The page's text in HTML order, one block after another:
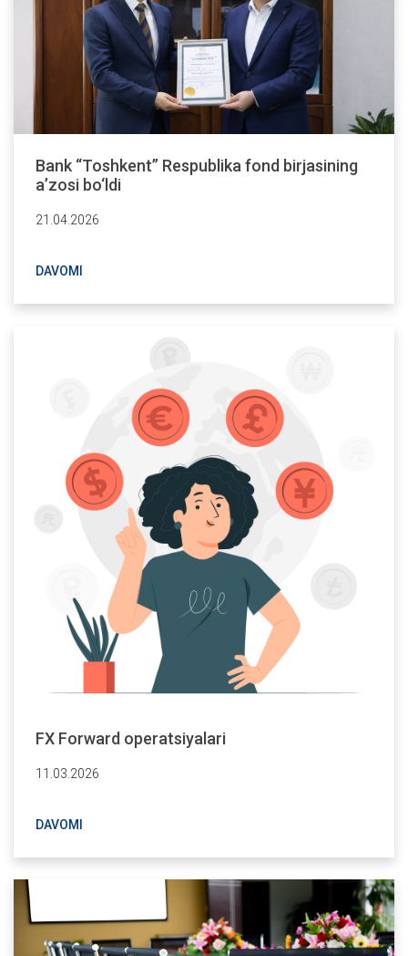
Bank “Toshkent” Respublika fond birjasining
a’zosi bo‘ldi
21.04.2026
DAVOMI
FX Forward operatsiyalari
11.03.2026
DAVOMI